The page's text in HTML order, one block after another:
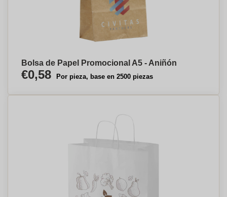
Bolsa de Papel Promocional A5 - Aniñón
€0,58 Por pieza, base en 2500 piezas